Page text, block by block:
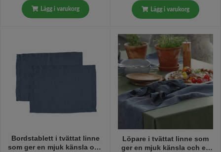
Lägg i varukorg Lägg i varukorg
Bordstablett i tvättat linne
som ger en mjuk känsla och
Löpare i tvättat linne som
ger en mjuk känsla och en